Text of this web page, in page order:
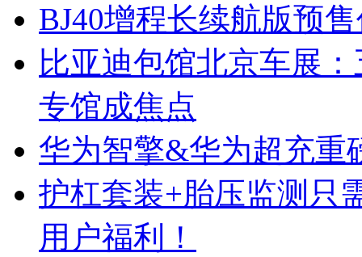
BJ40增程长续航版预
比亚迪包馆北京车展
专馆成焦点
华为智擎&华为超充重
护杠套装+胎压监测只
用户福利！